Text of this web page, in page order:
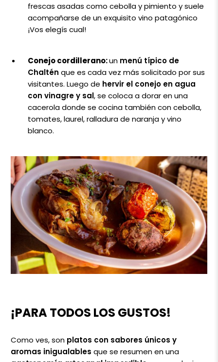
frescas asadas como cebolla y pimiento y suele
acompañarse de un exquisito vino patagónico
¡Vos elegís cual!
Conejo cordillerano:un menú típico de
Chaltén que es cada vez más solicitado por sus
visitantes. Luego de hervir el conejo en agua
con vinagre y sal, se coloca a dorar en una
cacerola donde se cocina también con cebolla,
tomates, laurel, ralladura de naranja y vino
blanco.
¡PARA TODOS LOS GUSTOS!
Como ves, son platos con sabores únicos y
aromas inigualables que se resumen en una